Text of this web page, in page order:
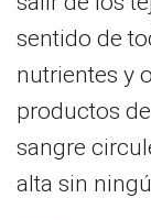
sentido de
nutrientes y
productos
sangre
alta sin